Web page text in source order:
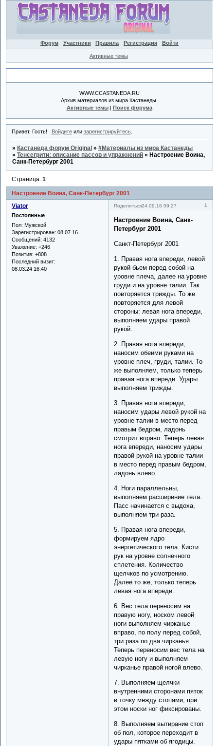
Форум Участники Правила Регистрация Войти
Активные темы
WWW.CCASTANEDA.RU
Архив материалов из мира Кастанеды.
Активные темы| Поиск форума
Привет, Гость! Войдитеили зарегистрируйтесь.
» Кастанеда форум Original »#Материалы из мира Кастанеды
»Тенсегрити: описание пассов и упражнений » Настроение Воина,
Санк-Петербург 2001
Настроение Воина, Санк-Петербург 2001
Страница:1
Поделиться 1
24.09.16 09:27
Viator
Постоянные
Пол: Мужской
Зарегистрирован: 08.07.16
Сообщений: 4132
Уважение: +246
Позитив: +808
Последний визит:
08.03.24 16:40
Настроение Воина, Санк-
Петербург 2001
Санкт-Петербург 2001
1. Правая нога впереди, левой
рукой бьем перед собой на
уровне плеча, далее на уровне
груди и на уровне талии. Так
повторяется трижды. То же
повторяется для левой
стороны: левая нога впереди,
выполняем удары правой
рукой.
2. Правая нога впереди,
наносим обеими руками на
уровне плеч, груди, талии. То
же выполняем, только теперь
правая нога впереди. Удары
выполняем трижды.
3. Правая нога впереди,
наносим удары левой рукой на
уровне талии в место перед
правым бедром, ладонь
смотрит вправо. Теперь левая
нога впереди, наносим удары
правой рукой на уровне талии
в место перед правым бедром,
ладонь влево.
4. Ноги параллельны,
выполняем расширение тела.
Пасс начинается с выдоха,
выполняем три раза.
5. Правая нога впереди,
формируем ядро
энергетического тела. Кисти
рук на уровне солнечного
сплетения. Количество
щелчков по усмотрению.
Далее то же, только теперь
левая нога впереди.
6. Вес тела переносим на
правую ногу, носком левой
ноги выполняем чирканье
вправо, по полу перед собой,
три раза по два чирканья.
Теперь переносим вес тела на
левую ногу и выполняем
чирканье правой ногой влево.
7. Выполняем щелчки
внутренними сторонами пяток
в точку между стопами, при
этом носки ног фиксированы.
8. Выполняем вытирание стоп
об пол, которое переходит в
удары пятками об ягодицы.